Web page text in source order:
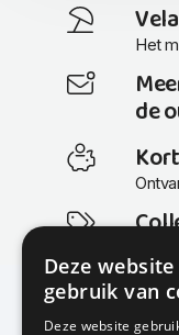
Het
de
Deze
gebruik van
Deze website